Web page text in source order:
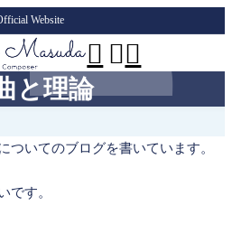
と理論
Website
 
ついてのブログを書いています。
です。